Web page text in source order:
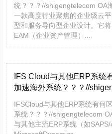
统？？？//shigengtelecom OA
一款高度行业聚焦的企业级云
型和服务导向型企业设计。它
EAM（企业资产管理）...
IFS Cloud与其他ERP系统
加速海外系统？？？//
IFSCloud与其他ERP系统有何
系统？？？//shigengtelecom
与其他主流ERP系统（如